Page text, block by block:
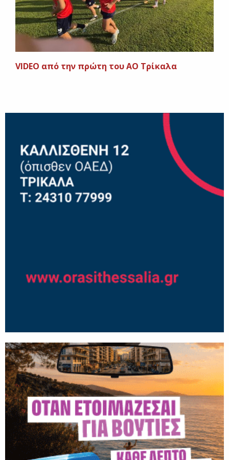
VIDEO από την πρώτη του ΑΟ Τρίκαλα